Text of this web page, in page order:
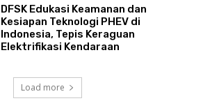
DFSK Edukasi Keamanan dan
Kesiapan Teknologi PHEV di
Indonesia, Tepis Keraguan
Elektrifikasi Kendaraan
Load more